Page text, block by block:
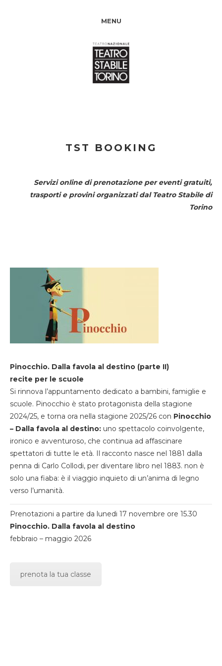
MENU
TST BOOKING
Servizi online di prenotazione per eventi gratuiti,
trasporti e provini organizzati dal Teatro Stabile di
Torino
Pinocchio. Dalla favola al destino (parte II)
recite per le scuole
Si rinnova l’appuntamento dedicato a bambini, famiglie e
scuole. Pinocchio è stato protagonista della stagione
2024/25, e torna ora nella stagione 2025/26 con Pinocchio
– Dalla favola al destino: uno spettacolo coinvolgente,
ironico e avventuroso, che continua ad affascinare
spettatori di tutte le età. Il racconto nasce nel 1881 dalla
penna di Carlo Collodi, per diventare libro nel 1883. non è
solo una fiaba: è il viaggio inquieto di un’anima di legno
verso l’umanità.
Prenotazioni a partire da lunedi 17 novembre ore 15.30
Pinocchio. Dalla favola al destino
febbraio – maggio 2026
prenota la tua classe